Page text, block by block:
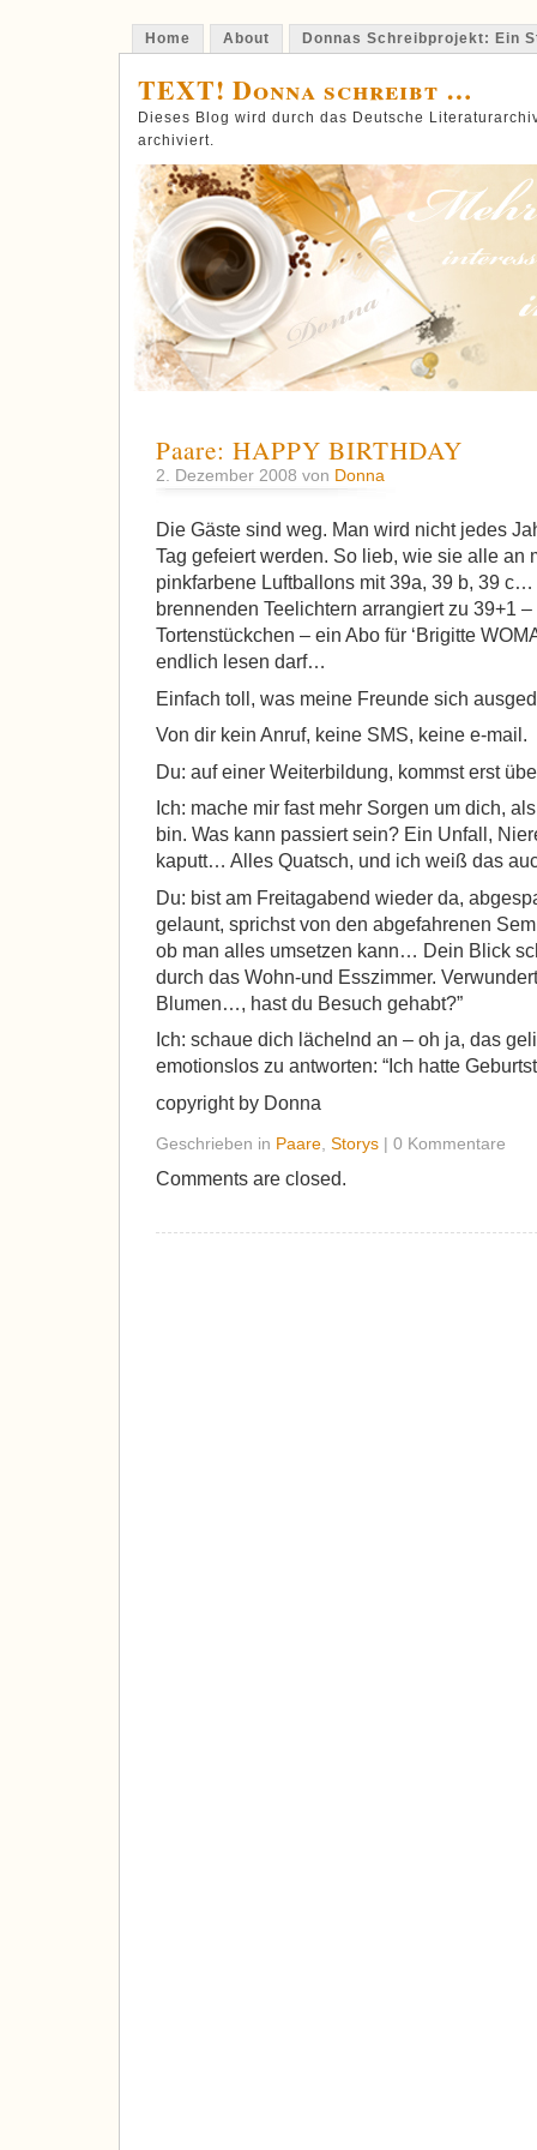
Home About Donnas Schreibprojekt: Ein
TEXT! Donna schreibt …
Dieses Blog wird durch das Deutsche
archiviert.
Paare: HAPPY BIRTHDAY
2. Dezember 2008 von Donna
Die Gäste sind weg. Man wird nicht jedes
Tag gefeiert werden. So lieb, wie sie alle an
pinkfarbene Luftballons mit 39a, 39 b, 39 c…
brennenden Teelichtern arrangiert zu 39+1
Tortenstückchen – ein Abo für ‘Brigitte
endlich lesen darf…
Einfach toll, was meine Freunde sich
Von dir kein Anruf, keine SMS, keine e-mail.
Du: auf einer Weiterbildung, kommst erst
Ich: mache mir fast mehr Sorgen um dich,
bin. Was kann passiert sein? Ein Unfall,
kaputt… Alles Quatsch, und ich weiß das
Du: bist am Freitagabend wieder da,
gelaunt, sprichst von den abgefahrenen
ob man alles umsetzen kann… Dein Blick
durch das Wohn-und Esszimmer.
Blumen…, hast du Besuch gehabt?”
Ich: schaue dich lächelnd an – oh ja, das
emotionslos zu antworten: “Ich hatte
copyright by Donna
Geschrieben in Paare Storys | 0 Kommentare
Comments are closed.